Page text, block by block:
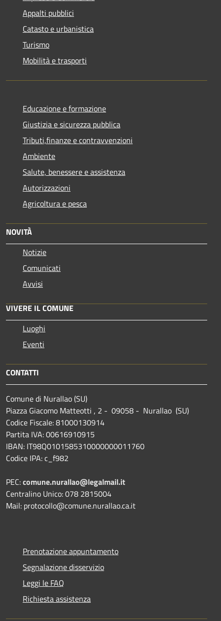
Appalti pubblici
Catasto e urbanistica
Turismo
Mobilità e trasporti
Educazione e formazione
Giustizia e sicurezza pubblica
Tributi,finanze e contravvenzioni
Ambiente
Salute, benessere e assistenza
Autorizzazioni
Agricoltura e pesca
NOVITÀ
Notizie
Comunicati
Avvisi
VIVERE IL COMUNE
Luoghi
Eventi
CONTATTI
Comune di Nurallao (SU)
Piazza Giacomo Matteotti , 2 - 09058 - Nurallao (SU)
Codice Fiscale: 81000130914
Partita IVA: 00616910915
IBAN: IT98Q0101585310000000011760
Codice IPA: c_f982
PEC:comune.nurallao@legalmail.it
Centralino Unico: 078 2815004
Mail: protocollo@comune.nurallao.ca.it
Prenotazione appuntamento
Segnalazione disservizio
Leggi le FAQ
Richiesta assistenza